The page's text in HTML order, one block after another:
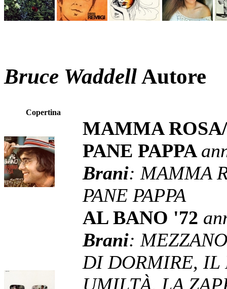
Bruce WaddellAutore
Copertina
MAMMA
PANE PAPPA
Brani: MAMMA
PANE PAPPA
AL BANO '72
Brani:
DI DORMIRE, IL
UMILTÀ, LA